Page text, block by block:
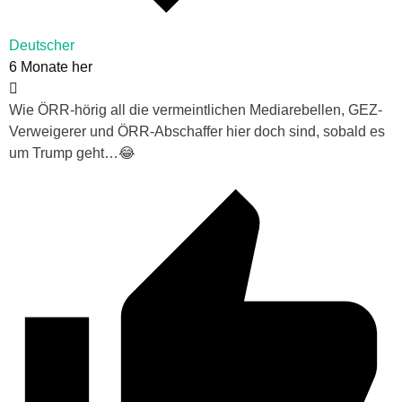
Deutscher
6 Monate her
Wie ÖRR-hörig all die vermeintlichen Mediarebellen, GEZ-
Verweigerer und ÖRR-Abschaffer hier doch sind, sobald es
um Trump geht…😂